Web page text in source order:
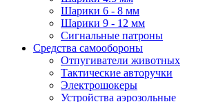
Шарики 6 - 8 мм
Шарики 9 - 12 мм
Сигнальные патроны
Средства самообороны
Отпугиватели животных
Тактические авторучки
Электрошокеры
Устройства аэрозольные